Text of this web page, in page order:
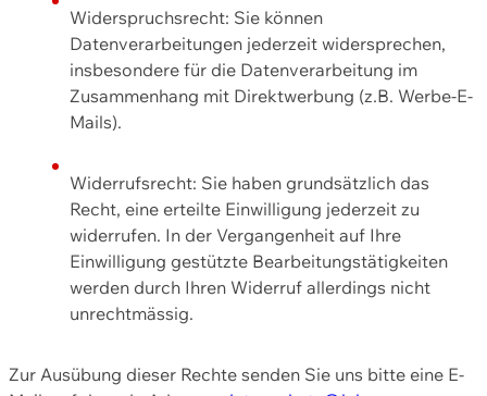
Widerspruchsrecht: Sie können
Datenverarbeitungen jederzeit widersprechen,
insbesondere für die Datenverarbeitung im
Zusammenhang mit Direktwerbung (z.B. Werbe-E-
Mails).
Widerrufsrecht: Sie haben grundsätzlich das
Recht, eine erteilte Einwilligung jederzeit zu
widerrufen. In der Vergangenheit auf Ihre
Einwilligung gestützte Bearbeitungstätigkeiten
werden durch Ihren Widerruf allerdings nicht
unrechtmässig.
Zur Ausübung dieser Rechte senden Sie uns bitte eine E-